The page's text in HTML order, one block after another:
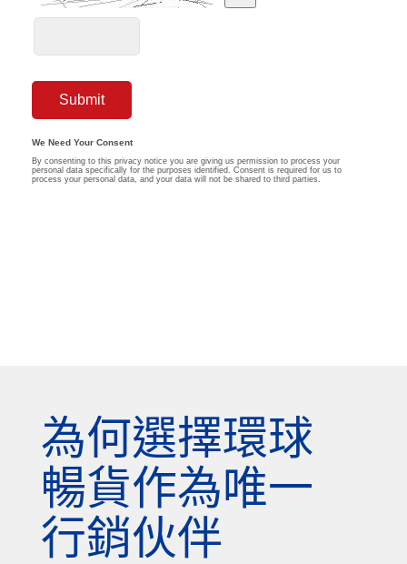
為何選擇環球
暢貨作為唯一
行銷伙伴